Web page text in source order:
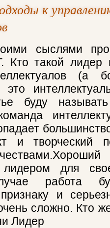
к
сыслями
Кто такой лидер
(а
это
буду
и творческий
для
работа
и
сложно. Кто
Лидер